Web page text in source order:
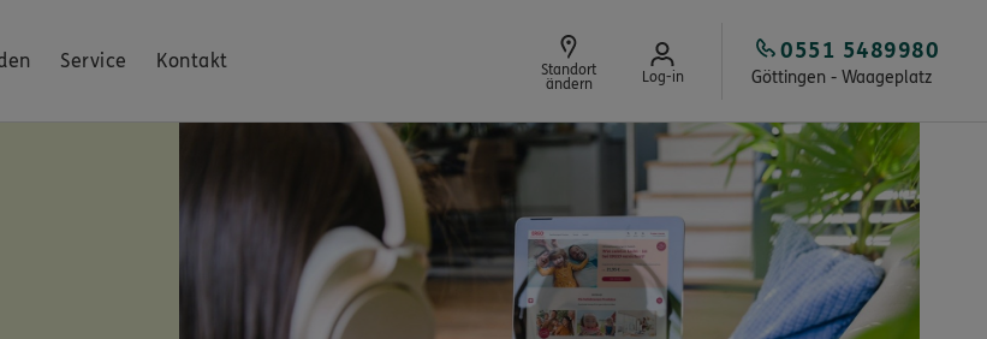
Service Kontakt
Standort
ändern
Log-in Göttingen - Waageplatz
0551 5489980